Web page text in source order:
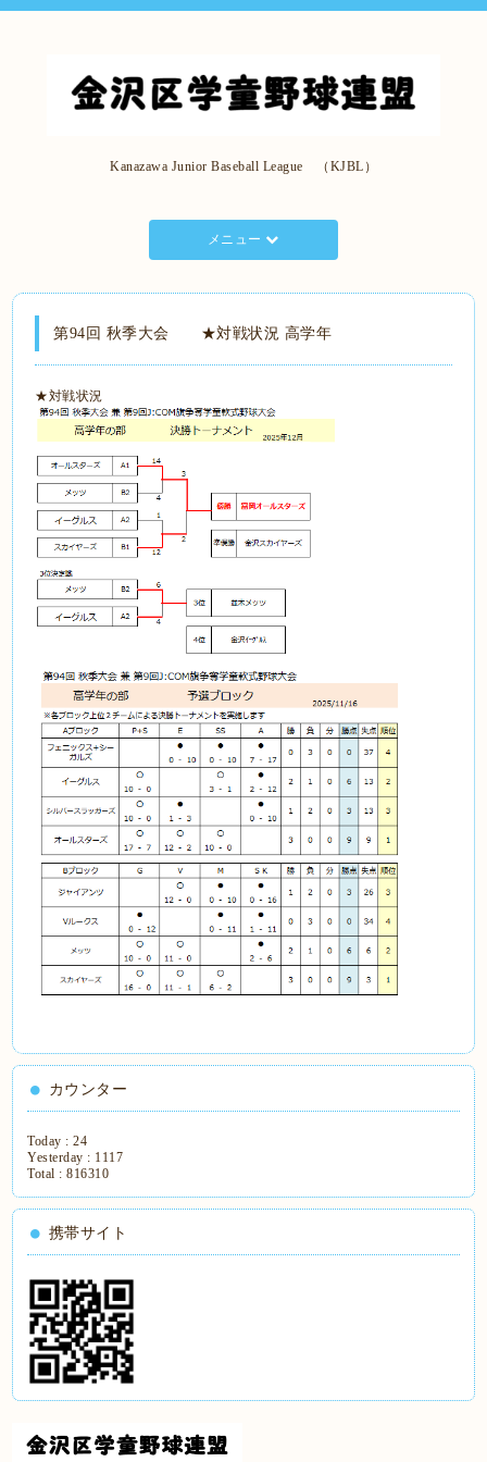
Kanazawa Junior Baseball League （KJBL）
メニュー
第94回 秋季大会 ★対戦状況 高学年
★対戦状況
カウンター
Today :24
Yesterday : 1117
Total :816310
携帯サイト